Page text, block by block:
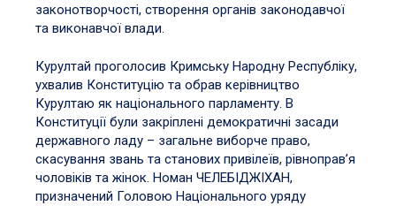
законотворчості, створення органів законодавчої
та виконавчої влади.
Курултай проголосив Кримську Народну Республіку,
ухвалив Конституцію та обрав керівництво
Курултаю як національного парламенту. В
Конституції були закріплені демократичні засади
державного ладу – загальне виборче право,
скасування звань та станових привілеїв, рівноправ’я
чоловіків та жінок. Номан ЧЕЛЕБІДЖІХАН,
призначений Головою Національного уряду